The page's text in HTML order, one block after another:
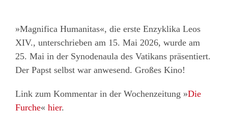
»Magnifica Humanitas«, die erste Enzyklika Leos
XIV., unterschrieben am 15. Mai 2026, wurde am
25. Mai in der Synodenaula des Vatikans präsentiert.
Der Papst selbst war anwesend. Großes Kino!
Link zum Kommentar in der Wochenzeitung »Die
Furche« hier.